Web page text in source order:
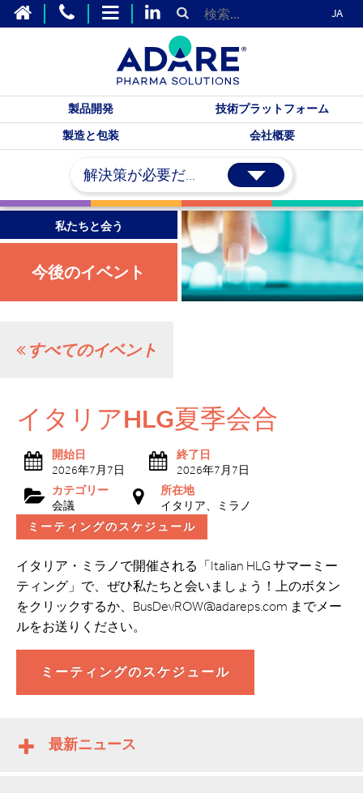
JA
製品開発
技術プラットフォーム
製造と包装
会社概要
解決策が必要だ...
私たちと会う
今後のイベント
すべてのイベント
イタリアHLG夏季会合
開始日
2026年7月7日
終了日
2026年7月7日
カテゴリー
会議
所在地
イタリア、ミラノ
ミーティングのスケジュール
イタリア・ミラノで開催される「Italian HLG サマーミー
ティング」で、ぜひ私たちと会いましょう！上のボタン
をクリックするか、BusDevROW@adareps.com までメー
ルをお送りください。
ミーティングのスケジュール
最新ニュース